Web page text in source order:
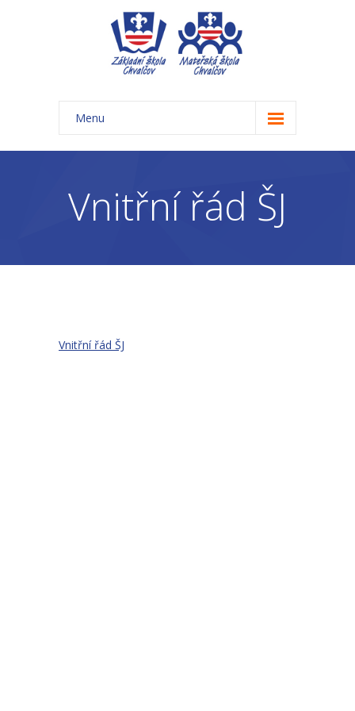
Menu
Úvod
-- Aktuality ZŠ
-- Třídní schůzky
Vnitřní řád ŠJ
Vnitřní řád ŠJ